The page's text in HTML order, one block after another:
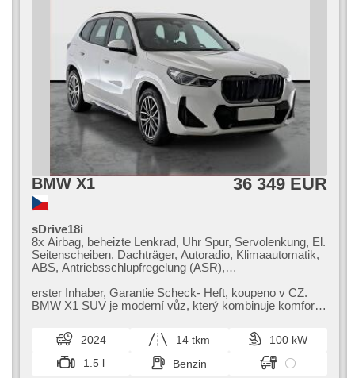
BMW X1 36 349 EUR
sDrive18i
8x Airbag, beheizte Lenkrad, Uhr Spur, Servolenkung, El.
Seitenscheiben, Dachträger, Autoradio, Klimaautomatik,
ABS, Antriebsschlupfregelung (ASR),
Elektronisches Stabilitätsprogramm (ESP), beheizte
Sitze, head-up display, Scheibenwischersensor, starten
Reifendrucksensor, Automatikgetriebe
erster Inhaber,​ Garantie Scheck​- Heft,​ koupeno v CZ.
BMW X1 SUV je moderní vůz,​ který kombinuje komfortní
2024 14 tkm
100 kW
1.5 l
Benzin